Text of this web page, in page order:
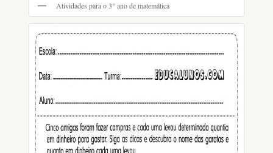
Atividades para o 3° ano de matemática